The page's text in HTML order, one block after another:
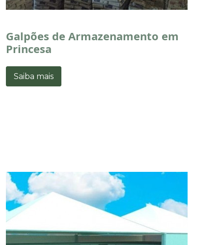
Galpões de Armazenamento em
Princesa
Saiba mais